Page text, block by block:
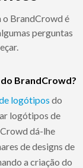
BrandCrowd é
perguntas
BrandCrowd?
logótipos do
logótipos de
dá-lhe
de designs de
a criação do